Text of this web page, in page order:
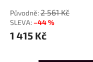
2 561 Kč
–44 %
1 415 Kč